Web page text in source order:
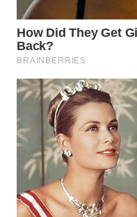
TRAVEL
WAHANA
TV
WAHANANEWS
ID
WAHANANEWS
CO ID
WAHANANEWS
NET